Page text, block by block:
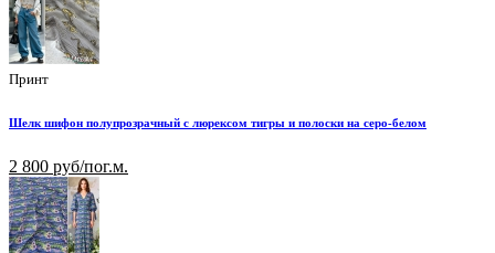
Принт
Шелк шифон полупрозрачный с люрексом тигры и полоски на серо-белом
2 800 руб/пог.м.